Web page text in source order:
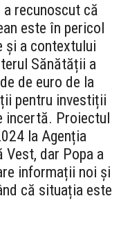
recunoscut că
este în pericol
și a contextului
Sănătății a
de euro de la
pentru investiții
incertă. Proiectul
la Agenția
Vest, dar Popa a
informații noi și
că situația este